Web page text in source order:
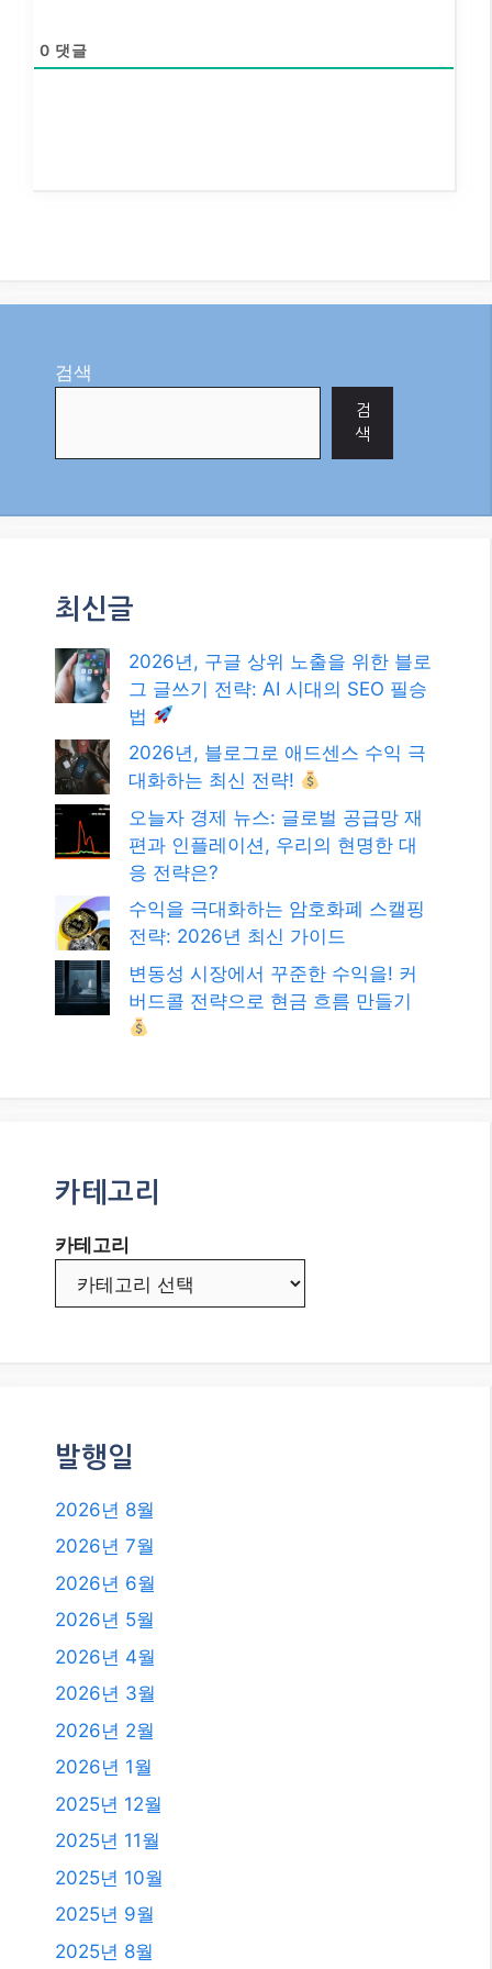
0 댓글
검색
검
색
최신글
2026년, 구글 상위 노출을 위한 블로
그 글쓰기 전략: AI 시대의 SEO 필승
법
2026년, 블로그로 애드센스 수익 극
대화하는 최신 전략!
오늘자 경제 뉴스: 글로벌 공급망 재
편과 인플레이션, 우리의 현명한 대
응 전략은?
수익을 극대화하는 암호화폐 스캘핑
전략: 2026년 최신 가이드
변동성 시장에서 꾸준한 수익을! 커
버드콜 전략으로 현금 흐름 만들기
카테고리
카테고리
발행일
2026년 8월
2026년 7월
2026년 6월
2026년 5월
2026년 4월
2026년 3월
2026년 2월
2026년 1월
2025년 12월
2025년 11월
2025년 10월
2025년 9월
2025년 8월